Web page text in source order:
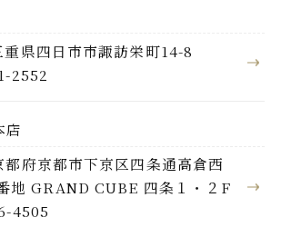
県四日市市諏訪栄町14-8
2552
店
府京都市下京区四条通高倉西
地 GRAND CUBE 四条１・２F
4505